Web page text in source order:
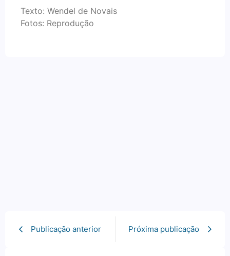
Texto: Wendel de Novais
Fotos: Reprodução
Publicação anterior Próxima publicação